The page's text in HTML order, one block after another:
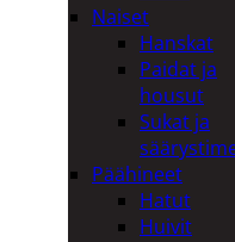
Naiset
Hanskat
Paidat ja
housut
Sukat ja
Päähineet
Hatut
Huivit